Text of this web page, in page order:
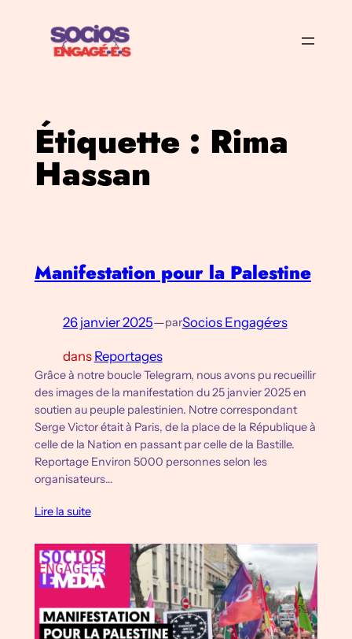
contenu
Étiquette : Rima
Hassan
Manifestation pour la Palestine
26 janvier 2025—parSocios Engagé·e·s
dans Reportages
Grâce à notre boucle Telegram, nous avons pu recueillir
des images de la manifestation du 25 janvier 2025 en
soutien au peuple palestinien. Notre correspondant
Serge Victor était à Paris, de la place de la République à
celle de la Nation en passant par celle de la Bastille.
Reportage Environ 5000 personnes selon les
organisateurs…
Lire la suite